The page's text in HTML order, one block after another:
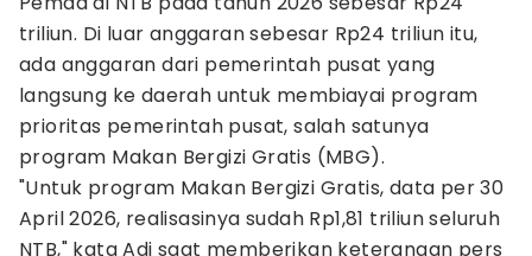
triliun. Di luar anggaran sebesar Rp24 triliun itu,
ada anggaran dari pemerintah pusat yang
langsung ke daerah untuk membiayai program
prioritas pemerintah pusat, salah satunya
program Makan Bergizi Gratis (MBG).
"Untuk program Makan Bergizi Gratis, data per 30
April 2026, realisasinya sudah Rp1,81 triliun seluruh
NTB," kata Adi saat memberikan keterangan pers